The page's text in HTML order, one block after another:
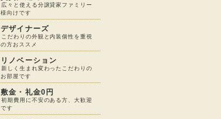
広々と使える分譲貸家ファミリー
様向けです
デザイナーズ
こだわりの外観と内装個性を重視
の方おススメ
リノベーション
新しく生まれ変わったこだわりの
お部屋です
敷金・礼金0円
初期費用に不安のある方、大歓迎
です